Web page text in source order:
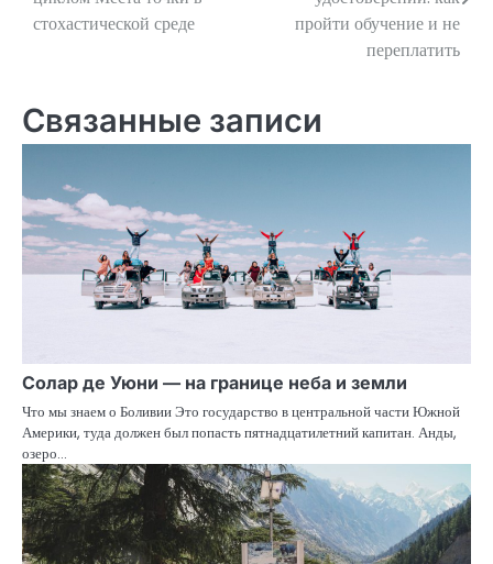
записям
стохастической среде
пройти обучение и не
переплатить
Связанные записи
Солар де Уюни — на границе неба и земли
Что мы знаем о Боливии Это государство в центральной части Южной
Америки, туда должен был попасть пятнадцатилетний капитан. Анды,
озеро…